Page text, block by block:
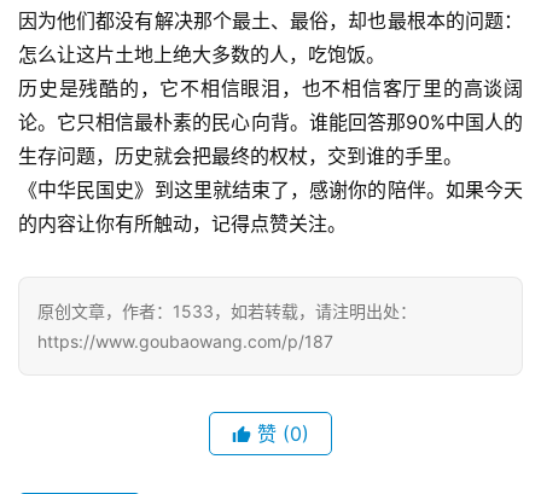
因为他们都没有解决那个最土、最俗，却也最根本的问题：
怎么让这片土地上绝大多数的人，吃饱饭。
历史是残酷的，它不相信眼泪，也不相信客厅里的高谈阔
论。它只相信最朴素的民心向背。谁能回答那90%中国人的
生存问题，历史就会把最终的权杖，交到谁的手里。
《中华民国史》到这里就结束了，感谢你的陪伴。如果今天
的内容让你有所触动，记得点赞关注。
原创文章，作者：1533，如若转载，请注明出处：
https://www.goubaowang.com/p/187
赞 (0)